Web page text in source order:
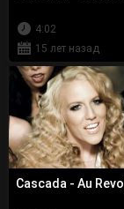
4:02
15 лет назад
Cascada - Au